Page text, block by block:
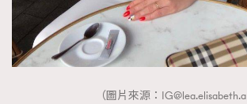
（圖片來源： IG@lea.elisabeth.a